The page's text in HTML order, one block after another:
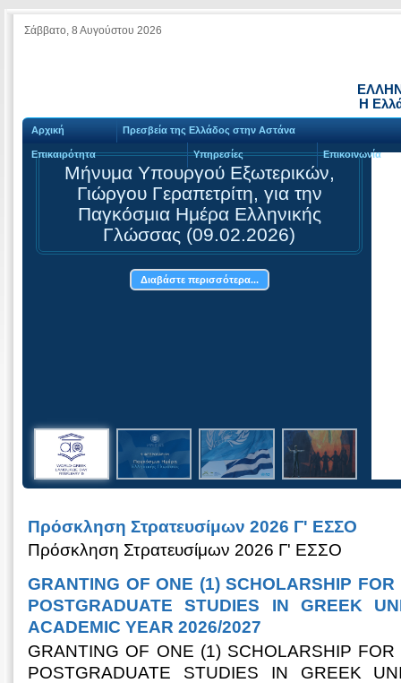
Σάββατο, 8 Αυγούστου 2026
Η
Αρχική Πρεσβεία της Ελλάδος στην Αστάνα
Επικαιρότητα Υπηρεσίες Επικοινωνία
Μήνυμα Υπουργού Εξωτερικών,
Γιώργου Γεραπετρίτη, για την
Παγκόσμια Ημέρα Ελληνικής
Γλώσσας (09.02.2026)
Διαβάστε περισσότερα...
Πρόσκληση Στρατευσίμων 2026 Γ' ΕΣΣΟ
Πρόσκληση Στρατευσίμων 2026 Γ' ΕΣΣΟ
GRANTING OF ONE (1) SCHOLARSHIP
POSTGRADUATE STUDIES IN GREEK
ACADEMIC YEAR 2026/2027
GRANTING OF ONE (1) SCHOLARSHIP
POSTGRADUATE STUDIES IN GREEK